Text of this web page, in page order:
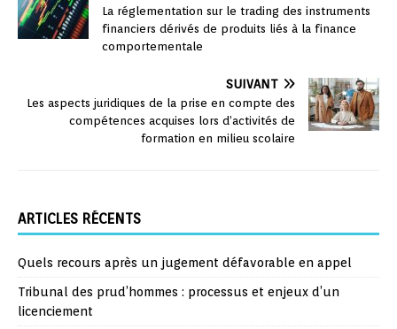
La réglementation sur le trading des instruments
financiers dérivés de produits liés à la finance
comportementale
SUIVANT
Les aspects juridiques de la prise en compte des
compétences acquises lors d’activités de
formation en milieu scolaire
ARTICLES RÉCENTS
Quels recours après un jugement défavorable en appel
Tribunal des prud’hommes : processus et enjeux d’un
licenciement